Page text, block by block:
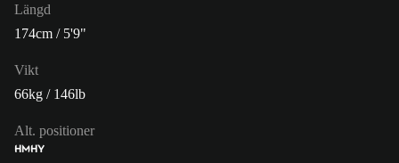
Längd
174cm / 5'9"
Vikt
66kg / 146lb
Alt. positioner
HMHY